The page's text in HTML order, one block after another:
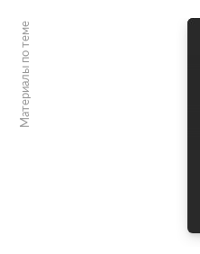
Материалы по теме